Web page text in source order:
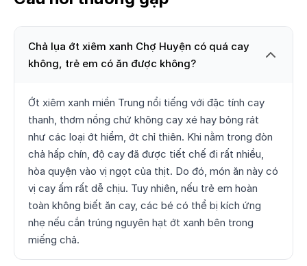
Chả lụa ớt xiêm xanh Chợ Huyện có quá cay
không, trẻ em có ăn được không?
Ớt xiêm xanh miền Trung nổi tiếng với đặc tính cay
thanh, thơm nồng chứ không cay xé hay bỏng rát
như các loại ớt hiểm, ớt chỉ thiên. Khi nằm trong đòn
chả hấp chín, độ cay đã được tiết chế đi rất nhiều,
hòa quyện vào vị ngọt của thịt. Do đó, món ăn này có
vị cay ấm rất dễ chịu. Tuy nhiên, nếu trẻ em hoàn
toàn không biết ăn cay, các bé có thể bị kích ứng
nhẹ nếu cắn trúng nguyên hạt ớt xanh bên trong
miếng chả.